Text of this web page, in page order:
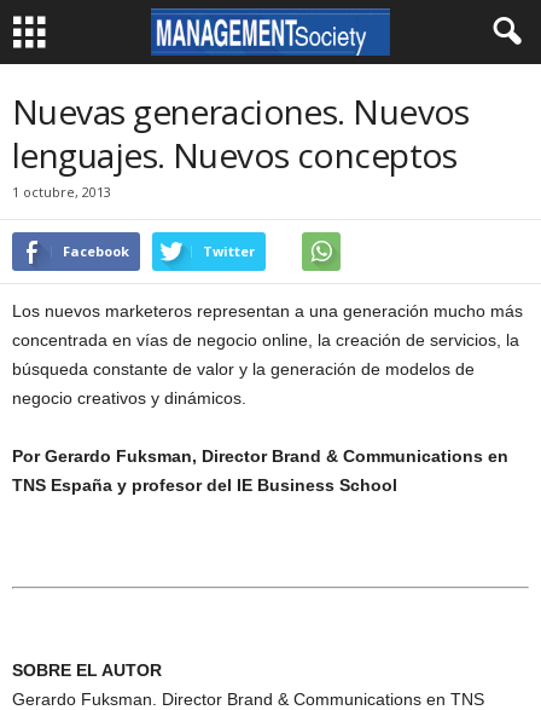
Nuevas generaciones. Nuevos
lenguajes. Nuevos conceptos
1 octubre, 2013
Facebook Twitter
Los nuevos marketeros representan a una generación mucho más
concentrada en vías de negocio online, la creación de servicios, la
búsqueda constante de valor y la generación de modelos de
negocio creativos y dinámicos.
Por Gerardo Fuksman, Director Brand & Communications en
TNS España y profesor del IE Business School
SOBRE EL AUTOR
Gerardo Fuksman. Director Brand & Communications en TNS